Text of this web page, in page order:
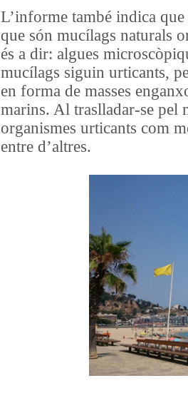
L’informe també indica que
que són mucílags naturals
és a dir: algues
mucílags siguin urticants,
en forma de masses
marins. Al traslladar-se pel
organismes urticants com
entre d’altres.